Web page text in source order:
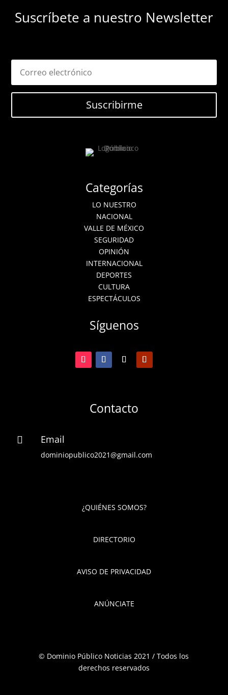
Suscríbete a nuestro Newsletter
Suscribirme
Categorías
LO NUESTRO
NACIONAL
VALLE DE MÉXICO
SEGURIDAD
OPINIÓN
INTERNACIONAL
DEPORTES
CULTURA
ESPECTÁCULOS
Síguenos
Contacto
 Email
dominiopublico2021@gmail.com
¿QUIÉNES SOMOS?
DIRECTORIO
AVISO DE PRIVACIDAD
ANÚNCIATE
© Dominio Público Noticias 2021 / Todos los
derechos reservados